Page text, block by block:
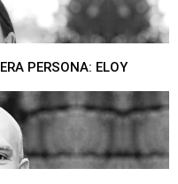
PERSONA: ELOY